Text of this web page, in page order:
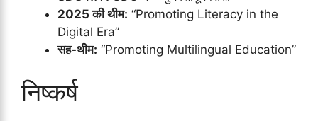
2025 की थीम: “Promoting Literacy in the
Digital Era”
सह-थीम: “Promoting Multilingual Education”
निष्कर्ष